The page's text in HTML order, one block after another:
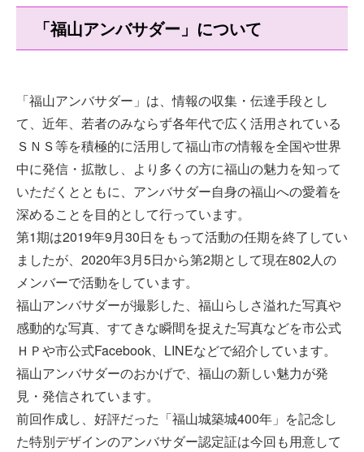
「福山アンバサダー」について
「福山アンバサダー」は、情報の収集・伝達手段とし
て、近年、若者のみならず各年代で広く活用されている
ＳＮＳ等を積極的に活用して福山市の情報を全国や世界
中に発信・拡散し、より多くの方に福山の魅力を知って
いただくとともに、アンバサダー自身の福山への愛着を
深めることを目的として行っています。
第1期は2019年9月30日をもって活動の任期を終了してい
ましたが、2020年3月5日から第2期として現在802人の
メンバーで活動をしています。
福山アンバサダーが撮影した、福山らしさ溢れた写真や
感動的な写真、すてきな瞬間を捉えた写真などを市公式
ＨＰや市公式Facebook、LINEなどで紹介しています。
福山アンバサダーのおかげで、福山の新しい魅力が発
見・発信されています。
前回作成し、好評だった「福山城築城400年」を記念し
た特別デザインのアンバサダー認定証は今回も用意して